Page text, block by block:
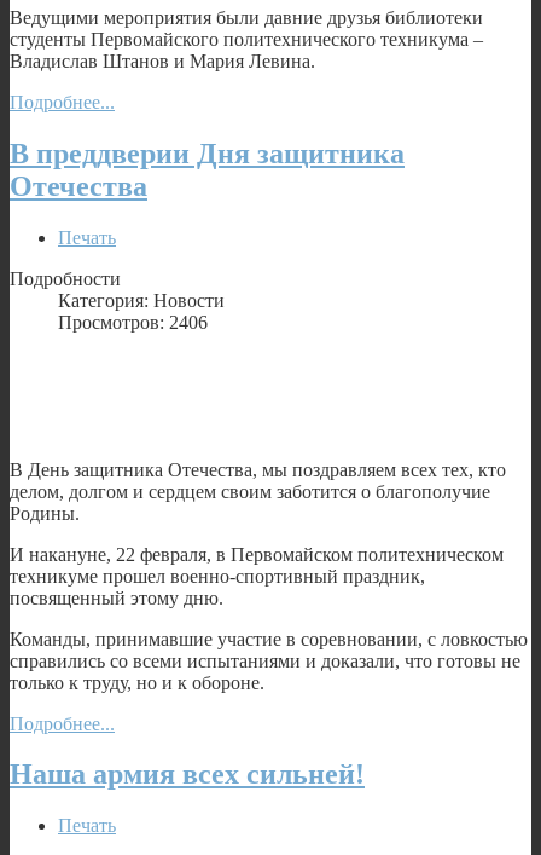
Ведущими мероприятия были давние друзья библиотеки
студенты Первомайского политехнического техникума –
Владислав Штанов и Мария Левина.
Подробнее...
В преддверии Дня защитника
Отечества
Печать
Подробности
Категория: Новости
Просмотров: 2406
В День защитника Отечества, мы поздравляем всех тех, кто
делом, долгом и сердцем своим заботится о благополучие
Родины.
И накануне, 22 февраля, в Первомайском политехническом
техникуме прошел военно-спортивный праздник,
посвященный этому дню.
Команды, принимавшие участие в соревновании, с ловкостью
справились со всеми испытаниями и доказали, что готовы не
только к труду, но и к обороне.
Подробнее...
Наша армия всех сильней!
Печать